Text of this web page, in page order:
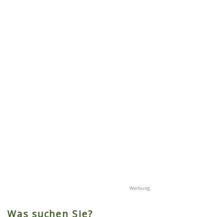
Was suchen Sie?